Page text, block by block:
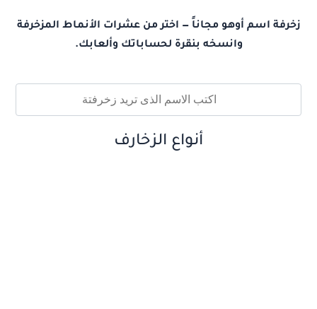
زخرفة اسم أوهو مجاناً — اختر من عشرات الأنماط المزخرفة
وانسخه بنقرة لحساباتك وألعابك.
أنواع الزخارف